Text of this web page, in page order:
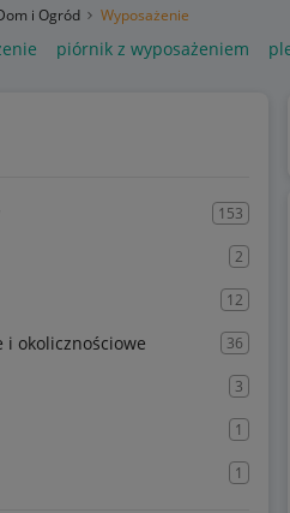
i Ogród Wyposażenie
piórnik z wyposażeniem
153
2
12
i okolicznościowe 36
3
1
1